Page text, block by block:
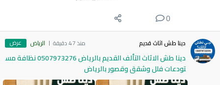
0
دينا طش اثاث قديم منذ 47 دقيقة الرياض عرض
دينا طش الاثاث التألف القديم بالرياض 0507973276 نظافة مس
تودعات فلل وشقق وقصور بالرياض